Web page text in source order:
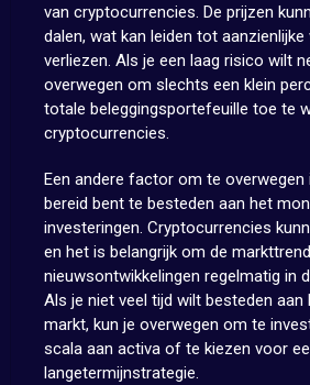
van cryptocurrencies. De prijzen
dalen, wat kan leiden tot
verliezen. Als je een laag risico wilt
overwegen om slechts een klein
totale beleggingsportefeuille toe te
cryptocurrencies.
Een andere factor om te overwegen
bereid bent te besteden aan het
investeringen. Cryptocurrencies
en het is belangrijk om de
nieuwsontwikkelingen regelmatig in
Als je niet veel tijd wilt besteden aan
markt, kun je overwegen om te
scala aan activa of te kiezen voor
langetermijnstrategie.